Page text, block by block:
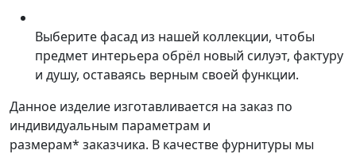
Выберите фасад из нашей коллекции, чтобы
предмет интерьера обрёл новый силуэт, фактуру
и душу, оставаясь верным своей функции.
Данное изделие изготавливается на заказ по
индивидуальным параметрам и
размерам* заказчика. В качестве фурнитуры мы